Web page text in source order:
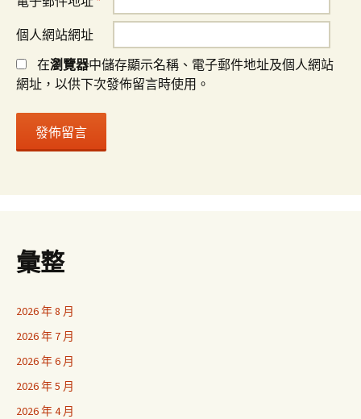
個人網站網址
在瀏覽器中儲存顯示名稱、電子郵件地址及個人網站
網址，以供下次發佈留言時使用。
彙整
2026 年 8 月
2026 年 7 月
2026 年 6 月
2026 年 5 月
2026 年 4 月